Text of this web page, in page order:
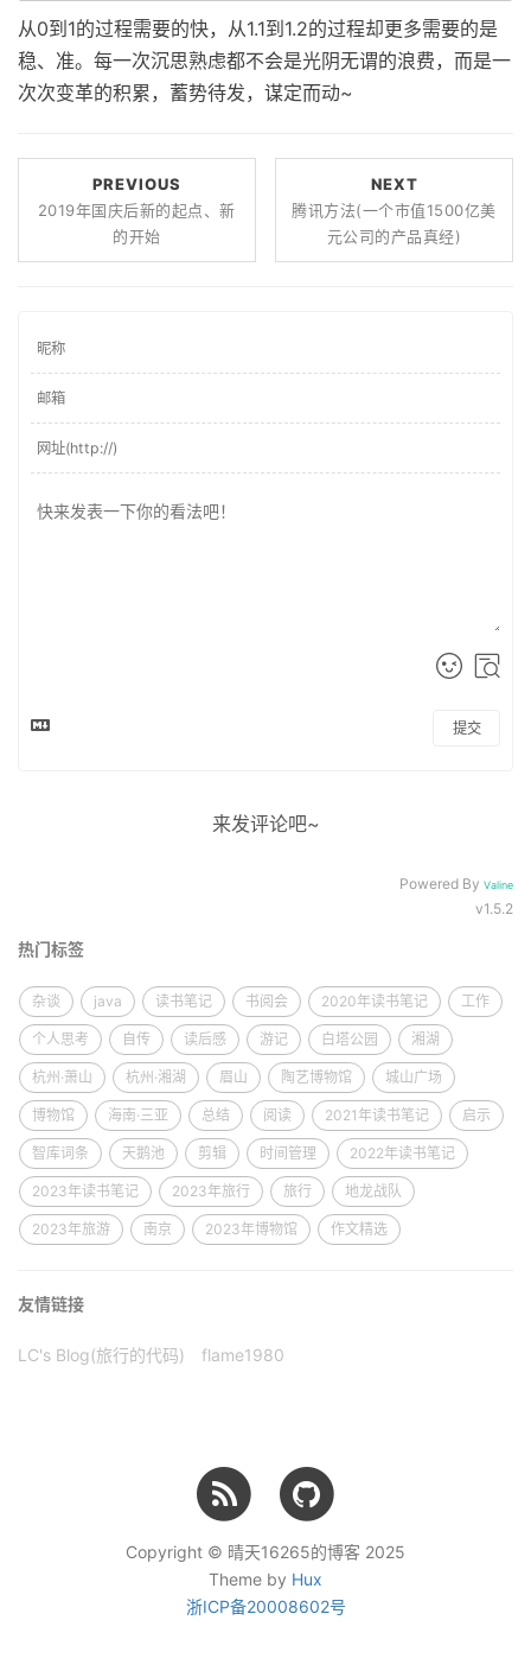
从0到1的过程需要的快，从1.1到1.2的过程却更多需要的是
稳、准。每一次沉思熟虑都不会是光阴无谓的浪费，而是一
次次变革的积累，蓄势待发，谋定而动~
PREVIOUS
2019年国庆后新的起点、新
的开始
NEXT
腾讯方法(一个市值1500亿美
元公司的产品真经)
提交
来发评论吧~
Powered By Valine
v1.5.2
热门标签
杂谈 java 读书笔记 书阅会 2020年读书笔记 工作
个人思考 自传 读后感 游记 白塔公园 湘湖
杭州·萧山 杭州·湘湖 眉山 陶艺博物馆 城山广场
博物馆 海南·三亚 总结 阅读 2021年读书笔记 启示
智库词条 天鹅池 剪辑 时间管理 2022年读书笔记
2023年读书笔记 2023年旅行 旅行 地龙战队
2023年旅游 南京 2023年博物馆 作文精选
友情链接
LC's Blog(旅行的代码) flame1980
Copyright © 晴天16265的博客 2025
Theme by Hux
浙ICP备20008602号